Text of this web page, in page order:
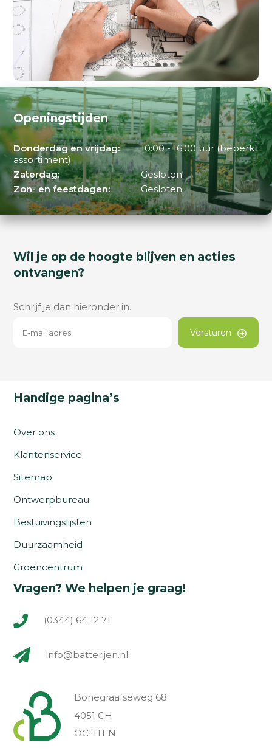
Openingstijden
Donderdag en vrijdag:
10:00 - 16:00 uur (beperkt
assortiment)
Zaterdag:
Gesloten
Zon- en feestdagen:
Gesloten
Wil je op de hoogte blijven en acties
ontvangen?
Schrijf je dan hieronder in.
Versturen
Handige pagina’s
Over ons
Klantenservice
Sitemap
Ontwerpbureau
Bestuivingslijsten
Duurzaamheid
Groencentrum
Vragen? We helpen je graag!
(0344) 64 12 71
info@batterijen.nl
Bonegraafseweg 68
4051 CH
OCHTEN